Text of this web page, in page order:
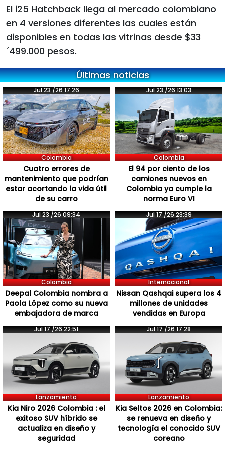
El i25 Hatchback llega al mercado colombiano
en 4 versiones diferentes las cuales están
disponibles en todas las vitrinas desde $33
´499.000 pesos.
Últimas noticias
Jul 23 /26 17:26
Colombia
Cuatro errores de
mantenimiento que podrían
estar acortando la vida útil
de su carro
Jul 23 /26 13:03
Colombia
El 94 por ciento de los
camiones nuevos en
Colombia ya cumple la
norma Euro VI
Jul 23 /26 09:34
Colombia
Deepal Colombia nombra a
Paola López como su nueva
embajadora de marca
Jul 17 /26 23:39
Internacional
Nissan Qashqai supera los 4
millones de unidades
vendidas en Europa
Jul 17 /26 22:51
Lanzamiento
Kia Niro 2026 Colombia : el
exitoso SUV híbrido se
actualiza en diseño y
seguridad
Jul 17 /26 17:28
Lanzamiento
Kia Seltos 2026 en Colombia:
se renueva en diseño y
tecnología el conocido SUV
coreano